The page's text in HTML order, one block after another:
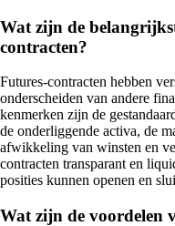
Wat zijn de
contracten?
Futures-contracten hebben
onderscheiden van andere
kenmerken zijn de
de onderliggende activa, de
afwikkeling van winsten en
contracten transparant en
posities kunnen openen en
Wat zijn de voordelen